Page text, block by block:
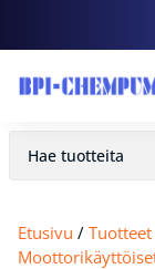
Etusivu / Tuotteet